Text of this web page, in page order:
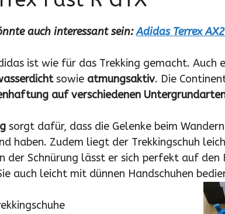
auch interessant sein:Adidas Terrex
ist wie für das Trekking gemacht. Auch
sowie atmungsaktiv. Die
auf verschiedenen
sorgt dafür, dass die Gelenke beim
haben. Zudem liegt der Trekkingschuh
der Schnürung lässt er sich perfekt auf den
auch leicht mit dünnen Handschuhen